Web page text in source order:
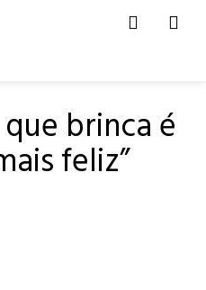
brinca é
feliz”